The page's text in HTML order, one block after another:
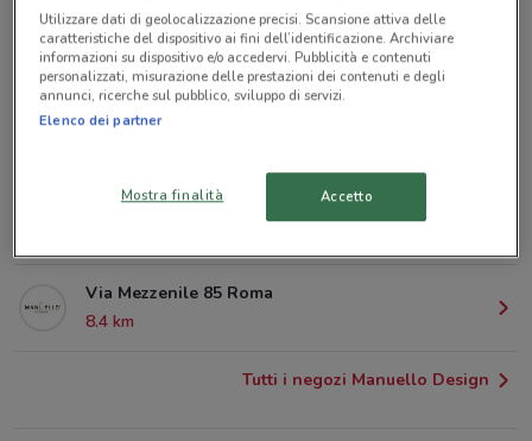
Via Gregorio VII128 Roma
4.2 km
Via Valsolda 33 Roma
Via di Pietralata 320 Roma
Via Mezzenile 85 Roma
8.4 km
Tutti i negozi Manuello Design
Utilizzare dati di geolocalizzazione precisi. Scansione attiva delle
caratteristiche del dispositivo ai fini dell’identificazione. Archiviare
informazioni su dispositivo e/o accedervi. Pubblicità e contenuti
personalizzati, misurazione delle prestazioni dei contenuti e degli
annunci, ricerche sul pubblico, sviluppo di servizi.
Elenco dei partner
Mostra finalità Accetto